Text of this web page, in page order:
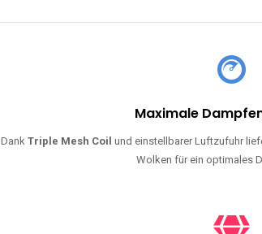
Maximale
Dank Triple Mesh Coil und einstellbarer Luftzufuhr
Wolken für ein optimales